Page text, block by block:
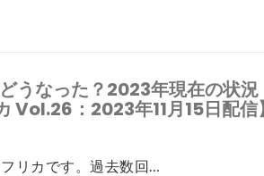
うなった？2023年現在の状況
Vol.26：2023年11月15日配信】
リカです。過去数回…